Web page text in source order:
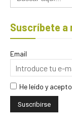
Suscríbete
Email
He leído y